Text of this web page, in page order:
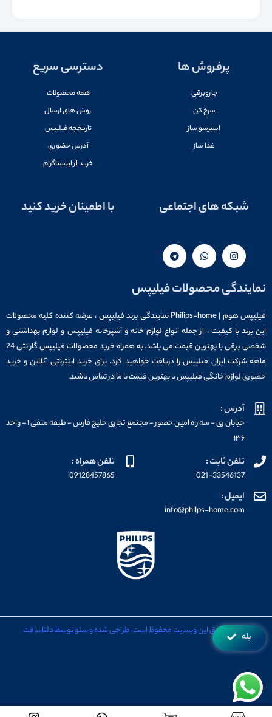
پرفروش ها
جاروبرقی
سرخ کن
اسپرسو ساز
غذا ساز
دسترسی سریع
همه محصولات
روش های ارسال
تاریخچه فیلیپس
آدرس حضوری
خرید از اینستاگرام
شبکه های اجتماعی با اطمینان خرید کنید
نمایندگی محصولات فیلیپس
فیلیپس هوم | Philips-home نمایندگی برند فیلیپس ، عرضه کننده کلیه محصولات
این برند با کیفیت ، از جمله انواع لوازم خانه و آشپزخانه فیلیپس و لوازم بهداشتی و
شخصی برقی با بهترین قیمت می باشد. به همراه خرید محصولات فیلیپس گارانتی 24
ماهه شرکت ایران فیلیپس را دریافت خواهید کرد. برای خرید اینترنتی آنلاین و خرید
حضوری لوازم خانگی فیلیپس با بهترین قیمت با ما در تماس باشید.
آدرس :
خیابان ری - سه راه امین حضور - مجتمع تجاری خلیج فارس - طبقه منفی ۱ - واحد
۱۳۶
تلفن ثابت :
021-33546137
تلفن همراه :
09128457865
ایمیل :
info@philps-home.com
تمامی حقوق این وبسایت محفوظ است. طراحی شده و سئو توسط دلتاسافت
بله